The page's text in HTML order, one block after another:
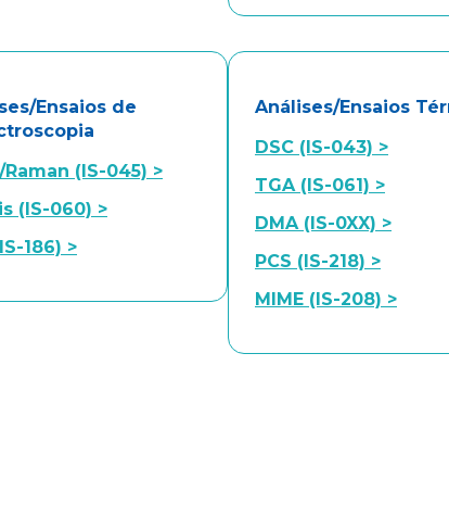
Ensaios de
Raman (IS-045) >
(IS-060) >
186) >
Análises/Ensaios
DSC (IS-043) >
TGA (IS-061) >
DMA (IS-0XX) >
PCS (IS-218) >
MIME (IS-208) >